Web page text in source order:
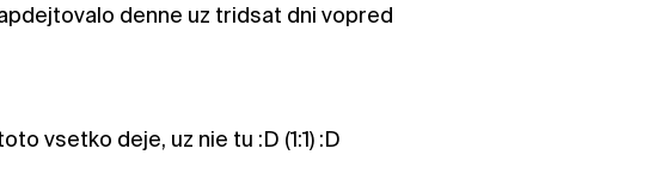
denne uz tridsat dni vopred
vsetko deje, uz nie tu :D (1:1) :D